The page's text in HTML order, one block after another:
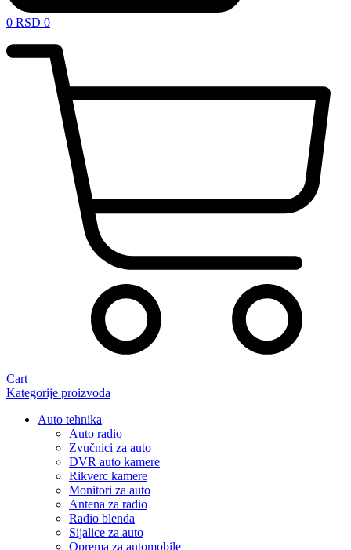
0 RSD 0
Cart
Kategorije proizvoda
Auto tehnika
Auto radio
Zvučnici za auto
DVR auto kamere
Rikverc kamere
Monitori za auto
Antena za radio
Radio blenda
Sijalice za auto
Oprema za automobile